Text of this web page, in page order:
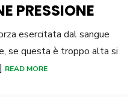
PRESSIONE
esercitata dal sangue
se questa è troppo alta si
READ MORE